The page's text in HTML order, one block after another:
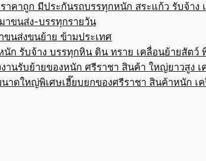
าคาถูก มีประกันรถบรรทุกหนัก สระแก้ว รับจ้าง
าขนส่ง-บรรทุกรายวัน
ขนส่งขนย้าย ข้ามประเทศ
นัก รับจ้าง บรรทุกหิน ดิน ทราย เคลื่อนย้ายสัตว์
านรับย้ายของหนัก ศรีราชา สินค้า ใหญ่ยาวสูง เ
นาดใหญ่พิเศษเฮี๊ยบยกของศรีราชา สินค้าหนัก เค